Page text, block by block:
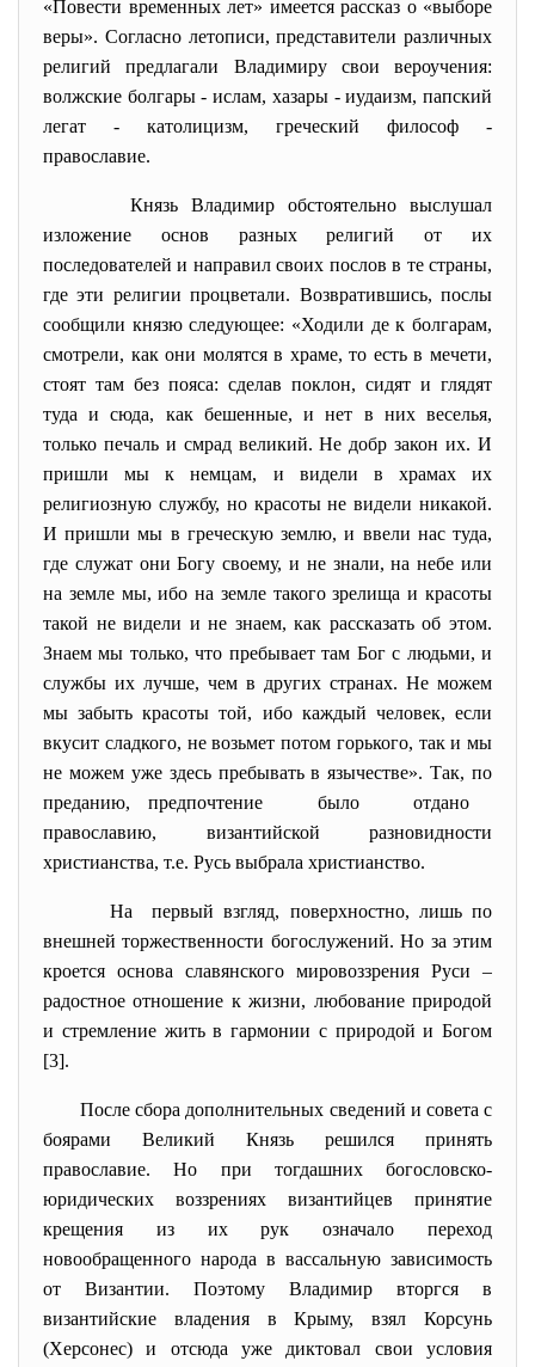
«Повести временных лет» имеется рассказ о «выборе
веры». Согласно летописи, представители различных
религий предлагали Владимиру свои вероучения:
волжские болгары - ислам, хазары - иудаизм, папский
легат - католицизм, греческий философ -
православие.
Князь Владимир обстоятельно выслушал
изложение основ разных религий от их
последователей и направил своих послов в те страны,
где эти религии процветали. Возвратившись, послы
сообщили князю следующее: «Ходили де к болгарам,
смотрели, как они молятся в храме, то есть в мечети,
стоят там без пояса: сделав поклон, сидят и глядят
туда и сюда, как бешенные, и нет в них веселья,
только печаль и смрад великий. Не добр закон их. И
пришли мы к немцам, и видели в храмах их
религиозную службу, но красоты не видели никакой.
И пришли мы в греческую землю, и ввели нас туда,
где служат они Богу своему, и не знали, на небе или
на земле мы, ибо на земле такого зрелища и красоты
такой не видели и не знаем, как рассказать об этом.
Знаем мы только, что пребывает там Бог с людьми, и
службы их лучше, чем в других странах. Не можем
мы забыть красоты той, ибо каждый человек, если
вкусит сладкого, не возьмет потом горького, так и мы
не можем уже здесь пребывать в язычестве». Так, по
преданию, предпочтение было отдано
православию, византийской разновидности
христианства, т.е. Русь выбрала христианство.
На первый взгляд, поверхностно, лишь по
внешней торжественности богослужений. Но за этим
кроется основа славянского мировоззрения Руси –
радостное отношение к жизни, любование природой
и стремление жить в гармонии с природой и Богом
[3].
После сбора дополнительных сведений и совета с
боярами Великий Князь решился принять
православие. Но при тогдашних богословско-
юридических воззрениях византийцев принятие
крещения из их рук означало переход
новообращенного народа в вассальную зависимость
от Византии. Поэтому Владимир вторгся в
византийские владения в Крыму, взял Корсунь
(Херсонес) и отсюда уже диктовал свои условия